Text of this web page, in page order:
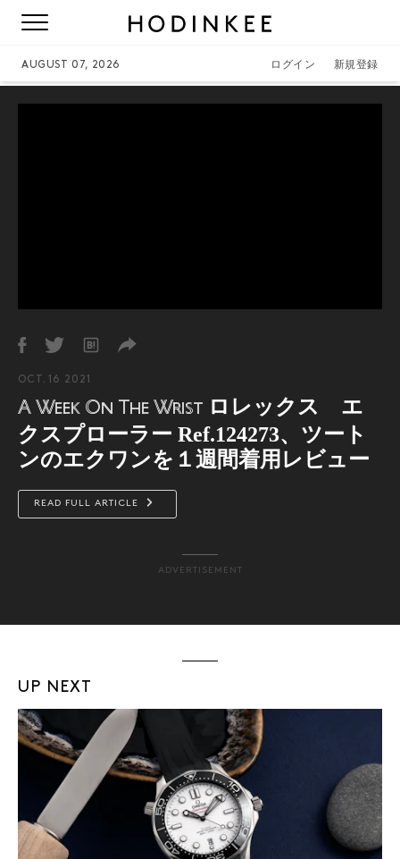
AUGUST 07, 2026 ログイン 新規登録
OCT. 16 2021
A Week On The Wrist ロレックス エ
クスプローラー Ref.124273、ツート
ンのエクワンを１週間着用レビュー
READ FULL ARTICLE
ADVERTISEMENT
UP NEXT